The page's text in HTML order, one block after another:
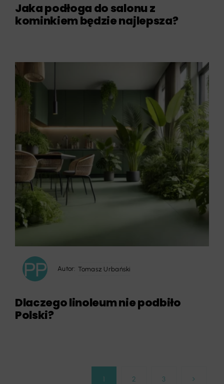
Jaka podłoga do salonu z
kominkiem będzie najlepsza?
Autor: Tomasz Urbański
Dlaczego linoleum nie podbiło
Polski?
1 2 3